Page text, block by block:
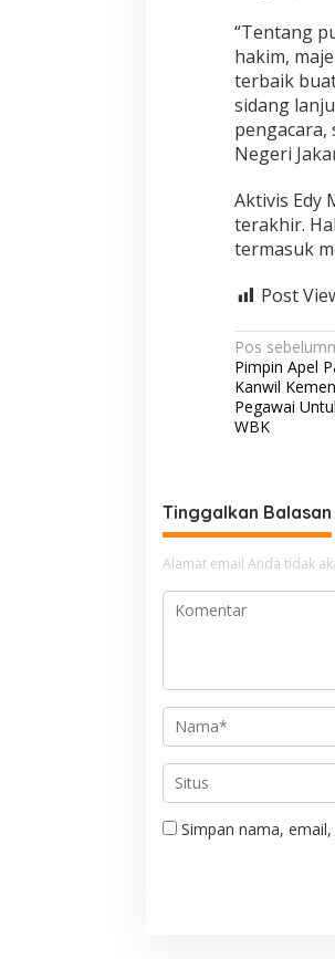
“Tentang
hakim,
terbaik
sidang
pengacara,
Negeri
Aktivis Edy
terakhir.
termasuk
Post
N
a
v
i
a
s
i
p
Pos
Pimpin Apel
Kanwil
Pegawai
WBK
Tinggalkan Balasan
Alamat email Anda tidak
Simpan nama,